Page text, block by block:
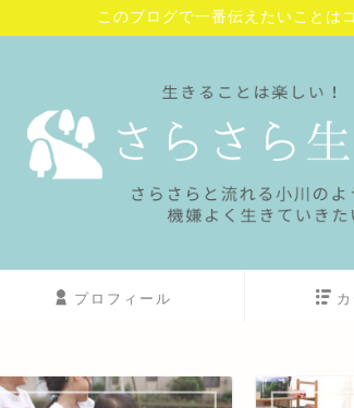
このブログで一番伝えたいことは
プロフィール